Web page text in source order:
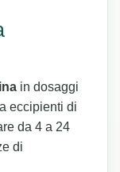
in dosaggi
eccipienti di
da 4 a 24
di